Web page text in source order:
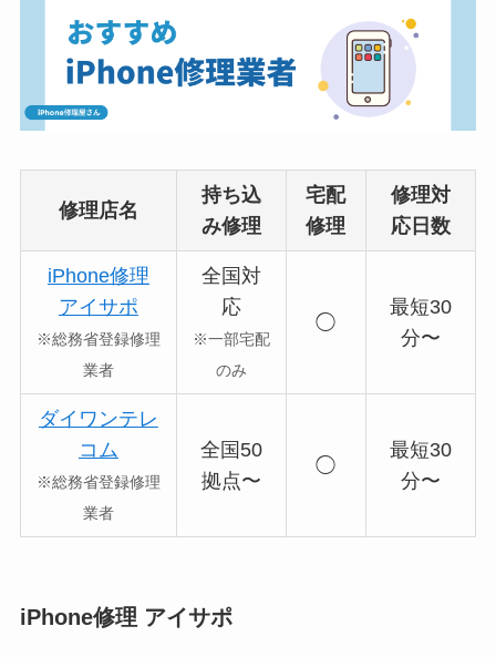
修理店名
持ち込
み修理
宅配
修理
修理対
応日数
iPhone修理
アイサポ
※総務省登録修理
業者
全国対
応
※一部宅配
のみ
◯
最短30
分〜
ダイワンテレ
コム
※総務省登録修理
業者
全国50
拠点〜
◯
最短30
分〜
iPhone修理 アイサポ